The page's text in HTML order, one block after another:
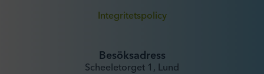
Integritetspolicy
Besöksadress
Scheeletorget 1, Lund